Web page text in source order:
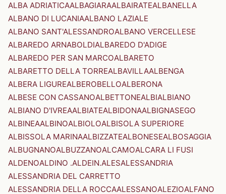
ALBA ADRIATICAALBAGIARAALBAIRATEALBANELLA
ALBANO DI LUCANIAALBANO LAZIALE
ALBANO SANT'ALESSANDROALBANO VERCELLESE
ALBAREDO ARNABOLDIALBAREDO D'ADIGE
ALBAREDO PER SAN MARCOALBARETO
ALBARETTO DELLA TORREALBAVILLAALBENGA
ALBERA LIGUREALBEROBELLOALBERONA
ALBESE CON CASSANOALBETTONEALBIALBIANO
ALBIANO D'IVREAALBIATEALBIDONAALBIGNASEGO
ALBINEAALBINOALBIOLOALBISOLA SUPERIORE
ALBISSOLA MARINAALBIZZATEALBONESEALBOSAGGIA
ALBUGNANOALBUZZANOALCAMOALCARA LI FUSI
ALDENOALDINO .ALDEIN.ALESALESSANDRIA
ALESSANDRIA DEL CARRETTO
ALESSANDRIA DELLA ROCCAALESSANOALEZIOALFANO